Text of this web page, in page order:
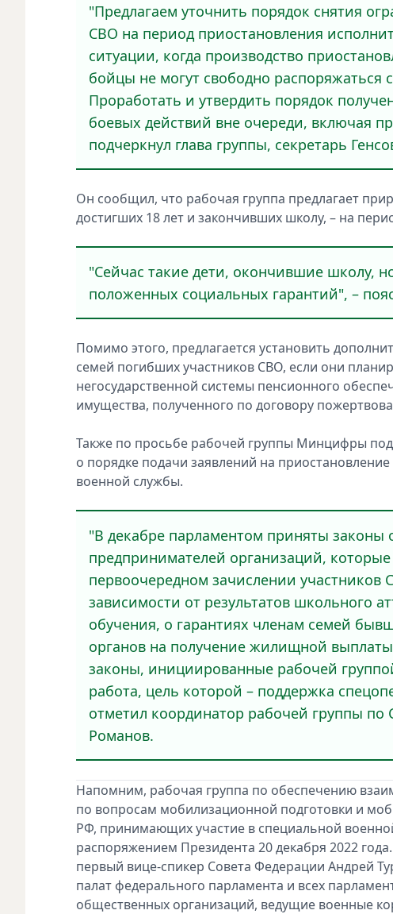
"Предлагаем уточнить порядок снятия
СВО на период приостановления
ситуации, когда производство
бойцы не могут свободно
Проработать и утвердить порядок
боевых действий вне очереди, включая
подчеркнул глава группы, секретарь
Он сообщил, что рабочая группа предлагает
достигших 18 лет и закончивших школу, – на
"Сейчас такие дети, окончившие школу,
положенных социальных гарантий", –
Помимо этого, предлагается установить
семей погибших участников СВО, если они
негосударственной системы пенсионного
имущества, полученного по договору
Также по просьбе рабочей группы Минцифры
о порядке подачи заявлений на
военной службы.
"В декабре парламентом приняты законы
предпринимателей организаций,
первоочередном зачислении
зависимости от результатов школьного
обучения, о гарантиях членам семей
органов на получение жилищной
законы, инициированные рабочей
работа, цель которой – поддержка
отметил координатор рабочей группы по
Романов.
Напомним, рабочая группа по обеспечению
по вопросам мобилизационной подготовки и
РФ, принимающих участие в специальной
распоряжением Президента 20 декабря 2022
первый вице-спикер Совета Федерации Андрей
палат федерального парламента и всех
общественных организаций, ведущие военные